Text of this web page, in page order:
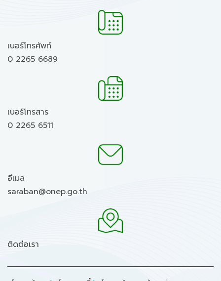
เบอร์โทรศัพท์
0 2265 6689
เบอร์โทรสาร
0 2265 6511
อีเมล
saraban@onep.go.th
ติดต่อเรา